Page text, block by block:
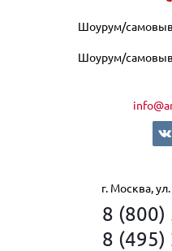
Шоурум/
Шоурум/
г. Москва,
8 (800)
8 (495)